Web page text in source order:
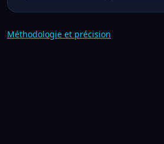
Méthodologie et précision